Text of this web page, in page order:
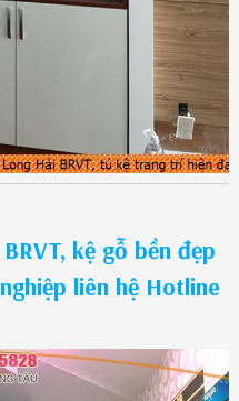
kệ gỗ bền đẹp
liên hệ Hotline